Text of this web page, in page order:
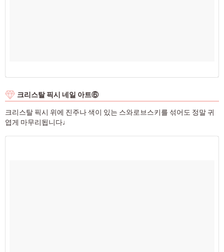
크리스탈 픽시 네일 아트⑥
크리스탈 픽시 위에 진주나 색이 있는 스와로브스키를 섞어도 정말 귀
엽게 마무리됩니다♩